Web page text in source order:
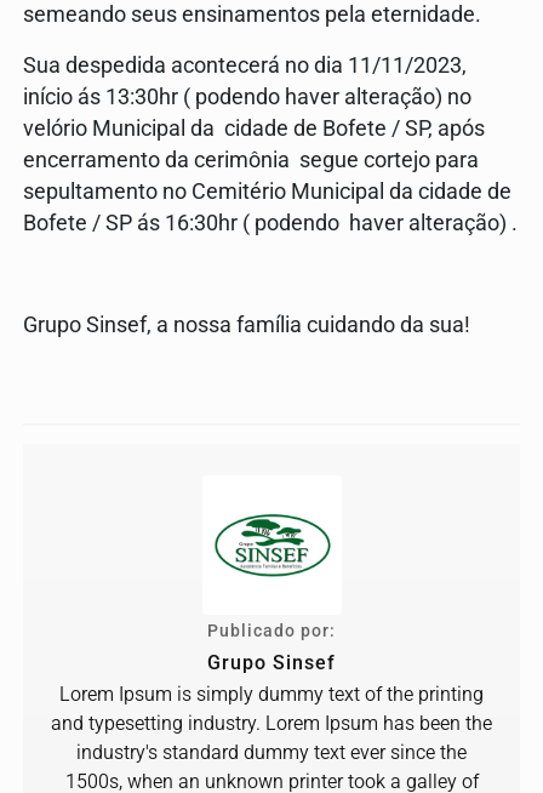
semeando seus ensinamentos pela eternidade.
Sua despedida acontecerá no dia 11/11/2023,
início ás 13:30hr ( podendo haver alteração) no
velório Municipal da cidade de Bofete / SP, após
encerramento da cerimônia segue cortejo para
sepultamento no Cemitério Municipal da cidade de
Bofete / SP ás 16:30hr ( podendo haver alteração) .
Grupo Sinsef, a nossa família cuidando da sua!
Publicado por:
Grupo Sinsef
Lorem Ipsum is simply dummy text of the printing
and typesetting industry. Lorem Ipsum has been the
industry's standard dummy text ever since the
1500s, when an unknown printer took a galley of